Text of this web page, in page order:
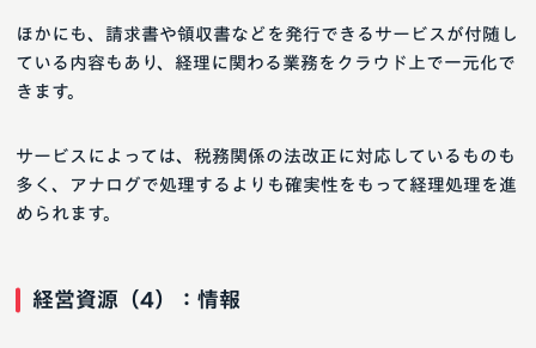
ほかにも、請求書や領収書などを発行できるサービスが付随し
ている内容もあり、経理に関わる業務をクラウド上で一元化で
きます。
サービスによっては、税務関係の法改正に対応しているものも
多く、アナログで処理するよりも確実性をもって経理処理を進
められます。
経営資源（4）：情報